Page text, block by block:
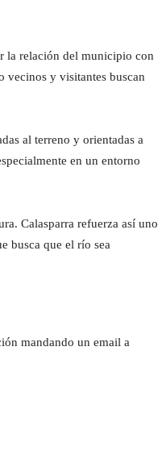
la relación del municipio con
vecinos y visitantes buscan
al terreno y orientadas a
en un entorno
Calasparra refuerza así uno
busca que el río sea
mandando un email a